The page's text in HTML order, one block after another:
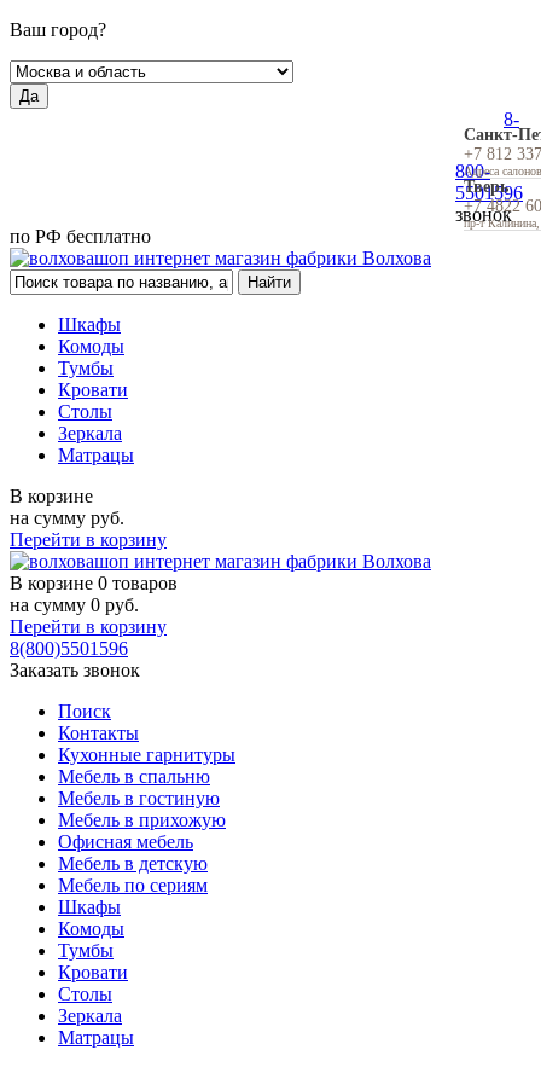
Ваш город?
Да
Санкт-
+7 812
Адреса
Тверь
+7 4822
пр-т
8-
800-
5501596
звонок
по РФ бесплатно
Шкафы
Комоды
Тумбы
Кровати
Столы
Зеркала
Матрацы
В корзине
на сумму руб.
Перейти в корзину
В корзине 0 товаров
на сумму 0 руб.
Перейти в корзину
8(800)5501596
Заказать звонок
Поиск
Контакты
Кухонные гарнитуры
Мебель в спальню
Мебель в гостиную
Мебель в прихожую
Офисная мебель
Мебель в детскую
Мебель по сериям
Шкафы
Комоды
Тумбы
Кровати
Столы
Зеркала
Матрацы